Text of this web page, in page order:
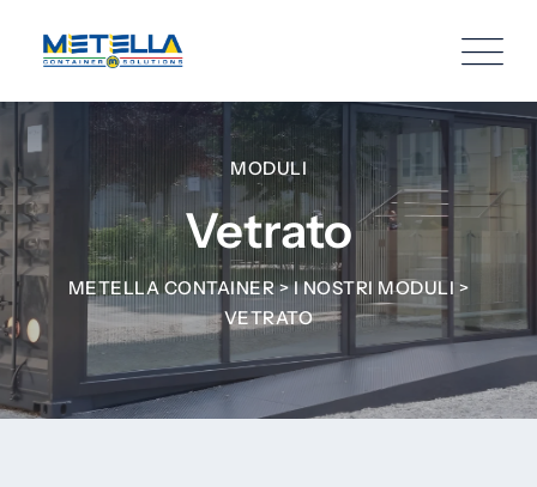
MODULI
Vetrato
METELLA CONTAINER>I NOSTRI MODULI >
VETRATO